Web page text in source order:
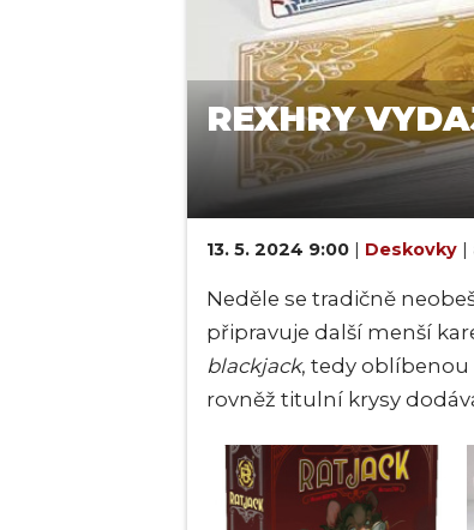
REXHRY
13. 5. 2024 9:00 | Deskovky |
Neděle se tradičně
připravuje další menší
blackjack, tedy
rovněž titulní krysy